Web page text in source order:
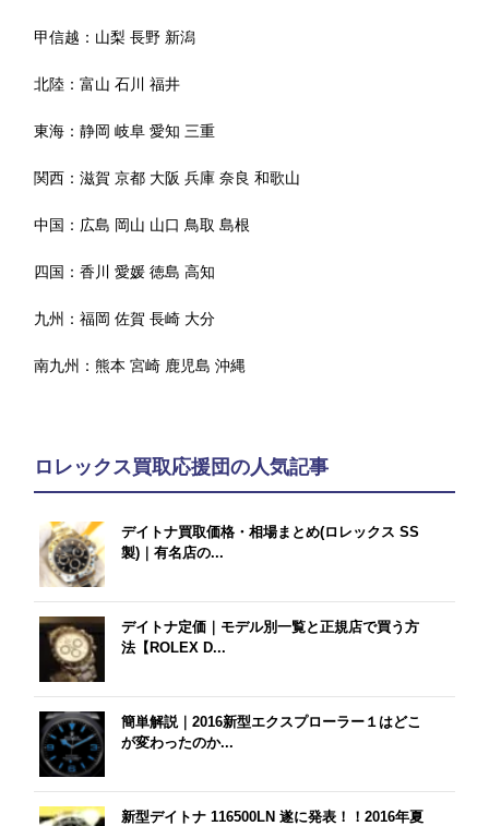
甲信越： 山梨 長野 新潟
北陸：富山 石川 福井
東海：静岡 岐阜 愛知 三重
関西：滋賀 京都 大阪 兵庫 奈良 和歌山
中国： 広島 岡山 山口 鳥取 島根
四国：香川 愛媛 徳島 高知
九州：福岡 佐賀 長崎 大分
南九州：熊本 宮崎 鹿児島 沖縄
ロレックス買取応援団の人気記事
デイトナ買取価格・相場まとめ(ロレックス SS
製)｜有名店の...
デイトナ定価｜モデル別一覧と正規店で買う方
法【ROLEX D...
簡単解説｜2016新型エクスプローラー１はどこ
が変わったのか...
新型デイトナ 116500LN 遂に発表！！2016年夏